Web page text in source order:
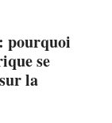
pourquoi
se
la